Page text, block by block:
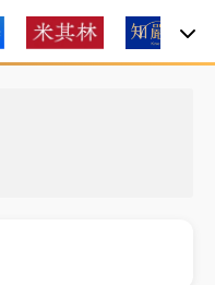
辜仲諒向法院聲請遭